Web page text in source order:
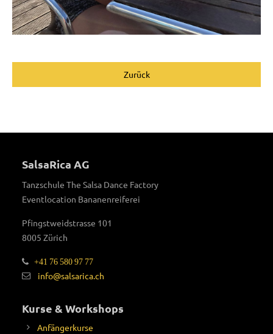
Zurück
SalsaRica AG
Tanzschule The Salsa Dance Factory
Eventlocation Bananenreiferei
Pfingstweidstrasse 101
8005 Zürich
+41 76 580 97 77
info@salsarica.ch
Kurse & Workshops
Anfängerkurse